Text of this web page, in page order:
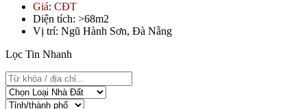
Giá: CĐT
Diện tích: >68m2
Vị trí: Ngũ Hành Sơn, Đà Nẵng
Lọc Tin Nhanh